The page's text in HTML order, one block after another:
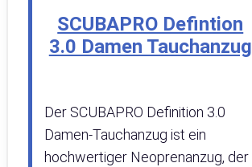
SCUBAPRO Defintion
3.0 Damen Tauchanzug
Der SCUBAPRO Definition 3.0
Damen-Tauchanzug ist ein
hochwertiger Neoprenanzug, der